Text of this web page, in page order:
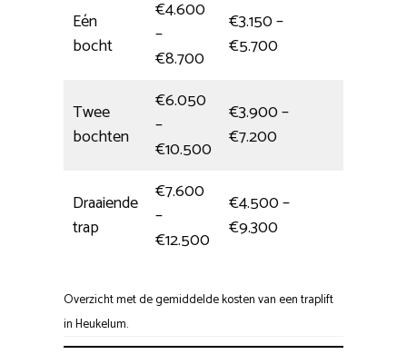
Eén
bocht
€4.600
–
€8.700
€3.150 –
€5.700
Twee
bochten
€6.050
–
€10.500
€3.900 –
€7.200
Draaiende
trap
€7.600
–
€12.500
€4.500 –
€9.300
Overzicht met de gemiddelde kosten van een traplift
in Heukelum.